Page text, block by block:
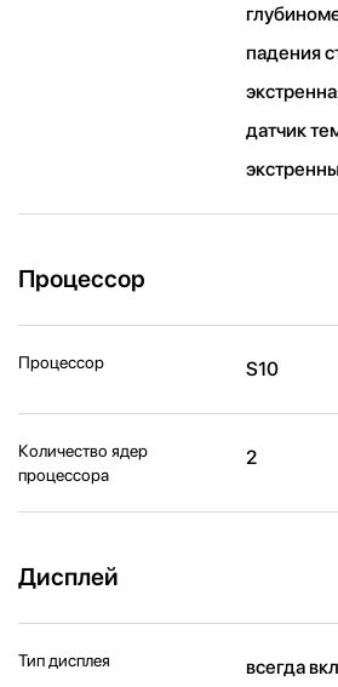
падения
датчик
Процессор
Процессор S10
Количество ядер
процессора
2
Дисплей
Тип дисплея
всегда